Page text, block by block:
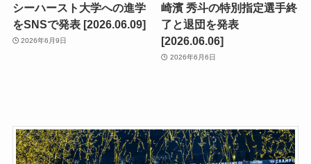
シーハースト大学への進学
をSNSで発表 [2026.06.09]
2026年6月9日
崎濱 秀斗の特別指定選手終
了と退団を発表
[2026.06.06]
2026年6月6日